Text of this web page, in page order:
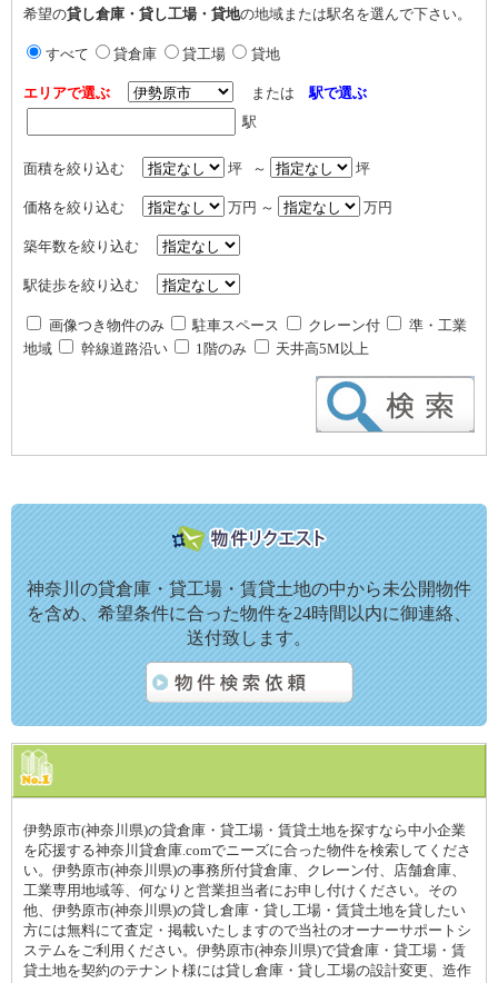
希望の貸し倉庫・貸し工場・貸地の地域または駅名を選んで下さい。
すべて 貸倉庫 貸工場 貸地
エリアで選ぶ または駅で選ぶ
駅
面積を絞り込む 坪 ～ 坪
価格を絞り込む 万円 ～ 万円
築年数を絞り込む
駅徒歩を絞り込む
画像つき物件のみ 駐車スペース クレーン付
準・工業
地域
幹線道路沿い 1階のみ 天井高5M以上
神奈川の貸倉庫・貸工場・賃貸土地の中から未公開物件
を含め、希望条件に合った物件を24時間以内に御連絡、
送付致します。
伊勢原市(神奈川県)の貸倉庫・貸工場・賃貸土地を探すなら中小企業
を応援する神奈川貸倉庫.comでニーズに合った物件を検索してくださ
い。伊勢原市(神奈川県)の事務所付貸倉庫、クレーン付、店舗倉庫、
工業専用地域等、何なりと営業担当者にお申し付けください。その
他、伊勢原市(神奈川県)の貸し倉庫・貸し工場・賃貸土地を貸したい
方には無料にて査定・掲載いたしますので当社のオーナーサポートシ
ステムをご利用ください。伊勢原市(神奈川県)で貸倉庫・貸工場・賃
貸土地を契約のテナント様には貸し倉庫・貸し工場の設計変更、造作